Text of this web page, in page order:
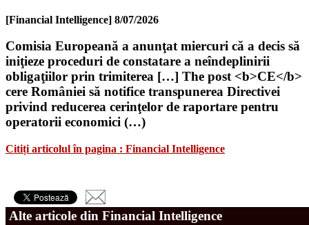
[Financial Intelligence] 8/07/2026
Comisia Europeană a anunţat miercuri că a decis să
iniţieze proceduri de constatare a neîndeplinirii
obligaţiilor prin trimiterea […] The post <b>CE</b>
cere României să notifice transpunerea Directivei
privind reducerea cerinţelor de raportare pentru
operatorii economici (…)
Citiți articolul în pagina : Financial Intelligence
Alte articole din Financial Intelligence